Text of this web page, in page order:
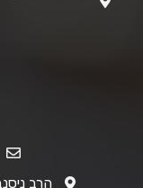
הרב ניסנבאום 37, בת ים,